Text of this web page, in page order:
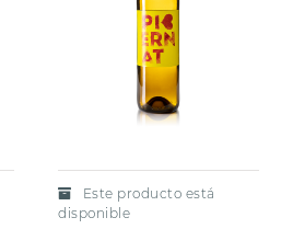
Este producto está
disponible